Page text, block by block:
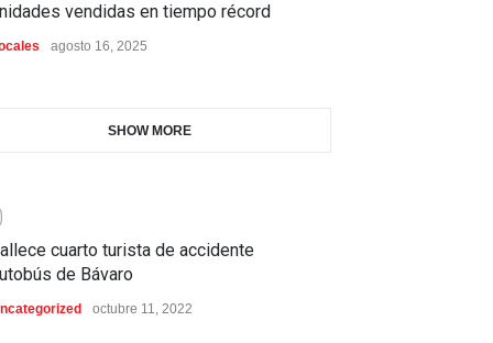
vendidas en tiempo récord
agosto 16, 2025
SHOW MORE
cuarto turista de accidente
de Bávaro
octubre 11, 2022